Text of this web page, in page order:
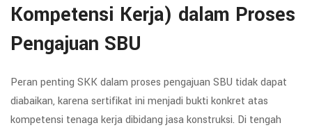
Kompetensi Kerja) dalam Proses
Pengajuan SBU
Peran penting SKK dalam proses pengajuan SBU tidak dapat
diabaikan, karena sertifikat ini menjadi bukti konkret atas
kompetensi tenaga kerja dibidang jasa konstruksi. Di tengah